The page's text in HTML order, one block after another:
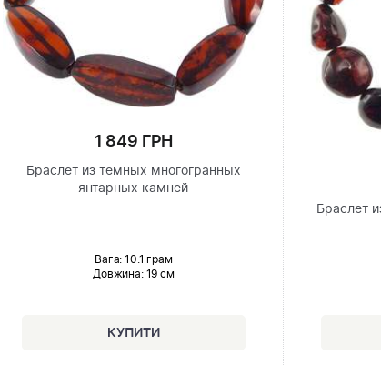
1 849 ГРН
Браслет из темных многогранных
янтарных камней
Вага: 10.1 грам
Довжина:19 см
Браслет